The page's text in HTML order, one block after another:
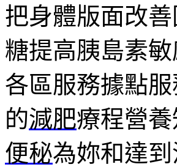
把身體版面改
糖提高胰島素
各區服務據點
的減肥療程營
便秘為妳和達